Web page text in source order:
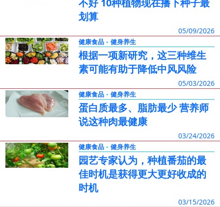
不好 10种植物现在播下种子最
划算
05/09/2026
健康食品- 健身养生
根据一项新研究，这三种维生
素可能有助于降低中风风险
05/03/2026
健康食品- 健身养生
蛋白质最多、脂肪最少 营养师
说这种肉最健康
03/24/2026
健康食品- 健身养生
园艺专家认为，种植番茄的最
佳时机是获得更大更好收成的
时机
03/15/2026